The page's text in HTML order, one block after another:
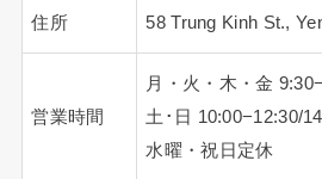
住所 58 Trung Kinh St.,
営業時間
月・火・木・金
土･日 10:00−12:30/
水曜・祝日定休